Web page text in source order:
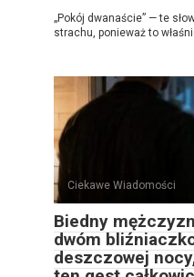
„Pokój dwanaście” — te
strachu, ponieważ to
Ciekawe Wiadomości
Biedny
dwóm
deszczowej